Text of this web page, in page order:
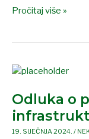
Bregi
Pročitaj više »
Odluka o
19. SIJEČNJA 2024. /
Odluka
proglašenju
komunalne
infrastrukture